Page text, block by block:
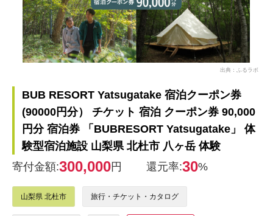
出典：ふるラボ
BUB RESORT Yatsugatake 宿泊クーポン券
(90000円分） チケット 宿泊 クーポン券 90,000
円分 宿泊券 「BUBRESORT Yatsugatake」 体
験型宿泊施設 山梨県 北杜市 八ヶ岳 体験
寄付金額:300,000円 還元率:30%
山梨県 北杜市 旅行・チケット・カタログ